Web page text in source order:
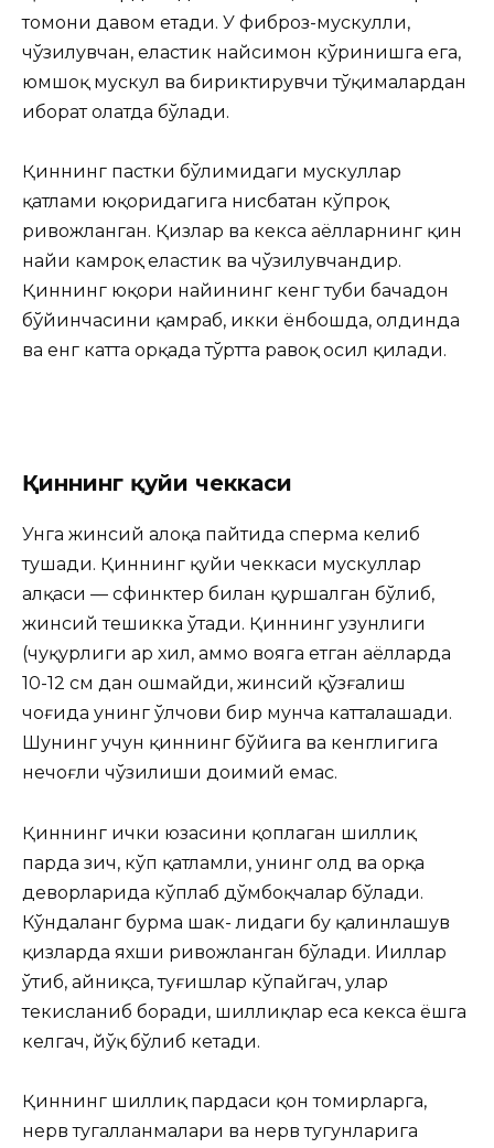
томони давом етади. У фиброз-мускулли,
чўзилувчан, еластик найсимон кўринишга ега,
юмшоқ мускул ва бириктирувчи тўқималардан
иборат ҳолатда бўлади.
Қиннинг пастки бўлимидаги мускуллар
қатлами юқоридагига нисбатан кўпроқ
ривожланган. Қизлар ва кекса аёлларнинг қин
найи камроқ еластик ва чўзилувчандир.
Қиннинг юқори найининг кенг туби бачадон
бўйинчасини қамраб, икки ёнбошда, олдинда
ва енг катта орқада тўртта равоқ ҳосил қилади.
Қиннинг қуйи чеккаси
Унга жинсий алоқа пайтида сперма келиб
тушади. Қиннинг қуйи чеккаси мускуллар
ҳалқаси — сфинктер билан қуршалган бўлиб,
жинсий тешикка ўтади. Қиннинг узунлиги
(чуқурлиги ҳар хил, аммо вояга етган аёлларда
10-12 см дан ошмайди, жинсий қўзғалиш
чоғида унинг ўлчови бир мунча катталашади.
Шунинг учун қиннинг бўйига ва кенглигига
нечоғли чўзилиши доимий емас.
Қиннинг ички юзасини қоплаган шиллиқ
парда зич, кўп қатламли, унинг олд ва орқа
деворларида кўплаб дўмбоқчалар бўлади.
Кўндаланг бурма шак- лидаги бу қалинлашув
қизларда яхши ривожланган бўлади. Ииллар
ўтиб, айниқса, туғишлар кўпайгач, улар
текисланиб боради, шиллиқлар еса кекса ёшга
келгач, йўқ бўлиб кетади.
Қиннинг шиллиқ пардаси қон томирларга,
нерв тугалланмалари ва нерв тугунларига